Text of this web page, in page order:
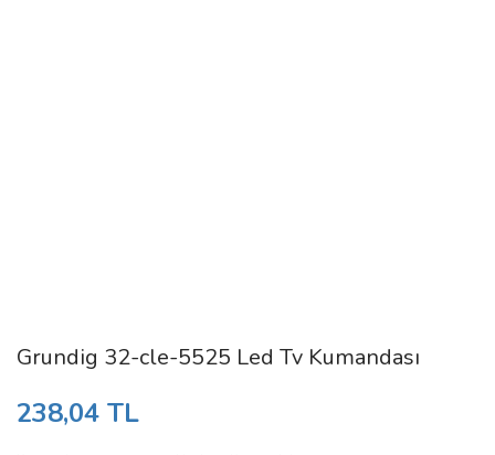
Grundig 32-cle-5525 Led Tv Kumandası
238,04 TL